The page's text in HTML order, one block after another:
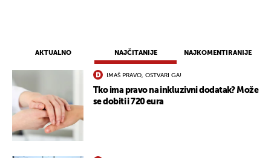
AKTUALNO NAJČITANIJE NAJKOMENTIRANIJE
IMAŠ PRAVO, OSTVARI GA!
Tko ima pravo na inkluzivni dodatak? Može
se dobiti i 720 eura